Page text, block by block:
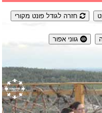
חזרה לגודל פונט מקורי
גווני אפור